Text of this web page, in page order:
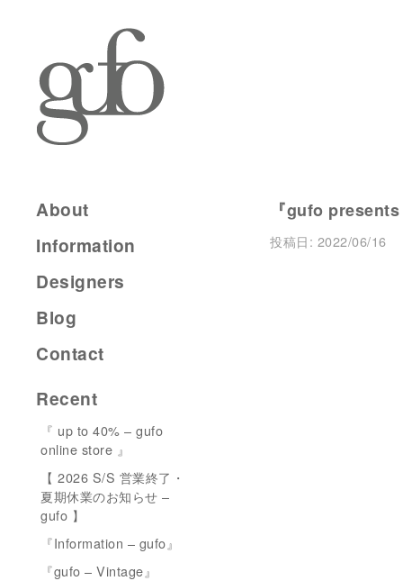
『gufo
投稿日: 2022/06/16
About
Information
Designers
Blog
Contact
Recent
『 up to 40% – gufo
online store 』
【 2026 S/S 営業終了・
夏期休業のお知らせ –
gufo 】
『Information – gufo』
『gufo – Vintage』